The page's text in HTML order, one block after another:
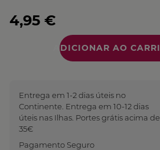
4,95 €
Quantidade
Entrega em 1-2 dias úteis no
Continente. Entrega em 10-12 dias
úteis nas Ilhas. Portes grátis acima de
35€
Pagamento Seguro